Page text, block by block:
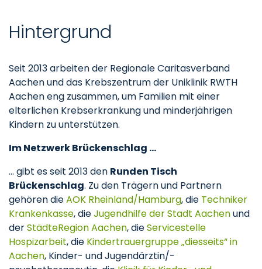
Hintergrund
Seit 2013 arbeiten der Regionale Caritasverband
Aachen und das Krebszentrum der Uniklinik RWTH
Aachen eng zusammen, um Familien mit einer
elterlichen Krebserkrankung und minderjährigen
Kindern zu unterstützen.
Im Netzwerk Brückenschlag …
... gibt es seit 2013 den Runden Tisch
Brückenschlag. Zu den Trägern und Partnern
gehören dieAOK Rheinland/Hamburg, die Techniker
Krankenkasse, dieJugendhilfe der Stadt Aachenund
derStädteRegion Aachen, dieServicestelle
Hospizarbeit, die Kindertrauergruppe „diesseits“ in
Aachen, Kinder- und Jugendärztin/-